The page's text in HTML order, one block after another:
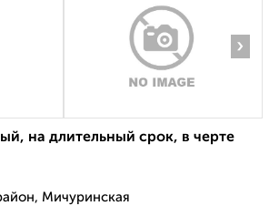
›
на длительный срок, в черте
Мичуринская